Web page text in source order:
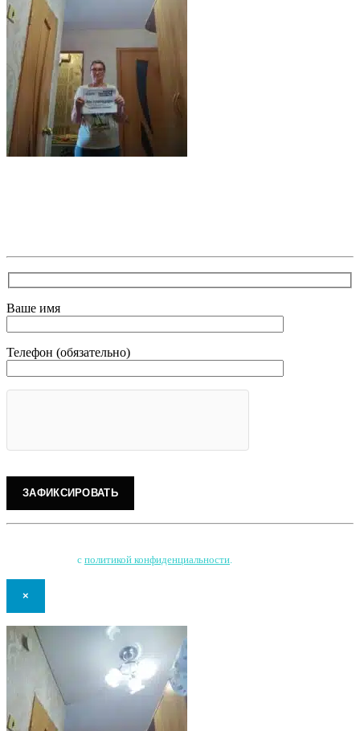
Ваше имя
Телефон (обязательно)
с политикой конфиденциальности
×